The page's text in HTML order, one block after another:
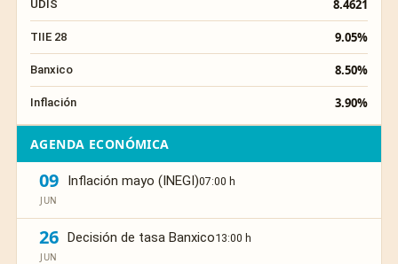
UDIS 8.4621
TIIE 28 9.05%
Banxico 8.50%
Inflación 3.90%
AGENDA ECONÓMICA
09
JUN
Inflación mayo (INEGI)07:00 h
26
JUN
Decisión de tasa Banxico13:00 h